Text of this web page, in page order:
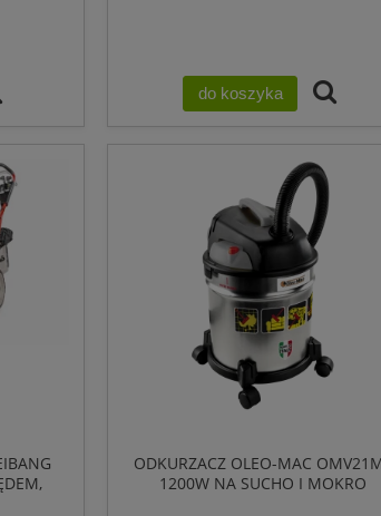
do koszyka
ODKURZACZ OLEO-MAC
1200W NA SUCHO I MOKRO